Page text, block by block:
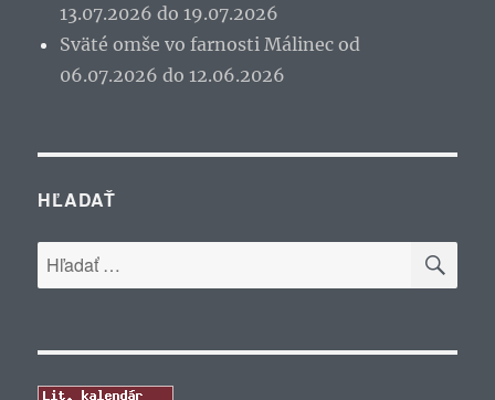
13.07.2026 do 19.07.2026
Sväté omše vo farnosti Málinec od
06.07.2026 do 12.06.2026
HĽADAŤ
Hľadať: